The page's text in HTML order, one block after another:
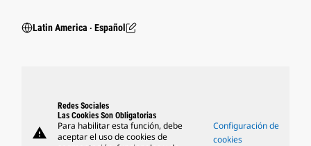
Latin America ‧ Español
warning
Redes Sociales
Las Cookies Son Obligatorias
Para habilitar esta función, debe
aceptar el uso de cookies de
Configuración de
cookies